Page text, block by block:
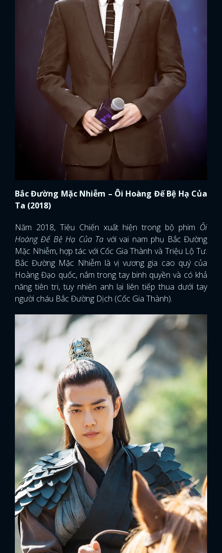
Bắc Đường Mặc Nhiễm – Ôi Hoàng Đế Bệ Hạ Của
Ta (2018)
Năm 2018, Tiêu Chiến xuất hiện trong bộ phim Ôi
Hoàng Đế Bệ Hạ Của Ta với vai nam phụ Bắc Đường
Mặc Nhiễm, hợp tác với Cốc Gia Thành và Triệu Lộ Tư.
Bắc Đường Mặc Nhiễm là vị vương gia cao quý của
Hoàng Đạo quốc, nắm trong tay binh quyền và có khả
năng tiên tri, tuy nhiên anh lại liên tiếp thua dưới tay
người cháu Bắc Đường Dịch (Cốc Gia Thành).